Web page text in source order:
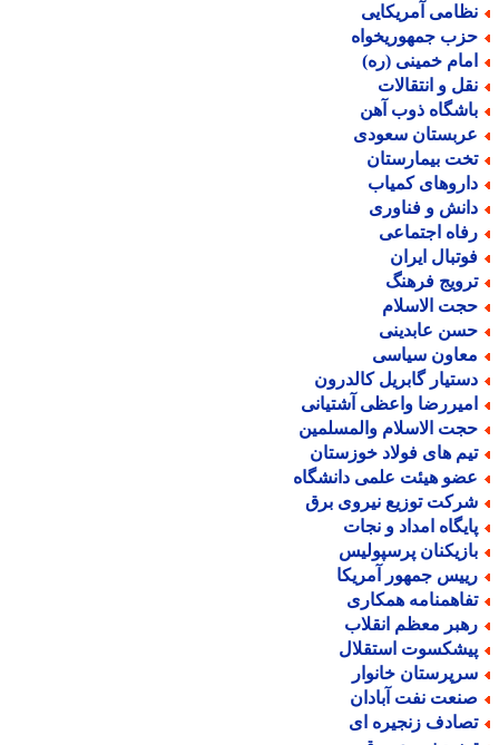
آمریکایی
جمهوریخواه
خمینی (ره)
و انتقالات
ذوب آهن
سعودی
بیمارستان
کمیاب
و فناوری
اجتماعی
ایران
فرهنگ
الاسلام
عابدینی
سیاسی
گابریل کالدرون
واعظی آشتیانی
الاسلام والمسلمین
های فولاد خوزستان
هیئت علمی دانشگاه
توزیع نیروی برق
امداد و نجات
پرسپولیس
جمهور آمریکا
همکاری
معظم انقلاب
استقلال
خانوار
نفت آبادان
زنجیره ای